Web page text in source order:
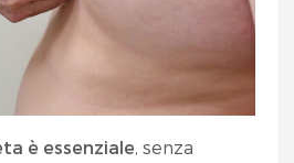
è essenziale, senza